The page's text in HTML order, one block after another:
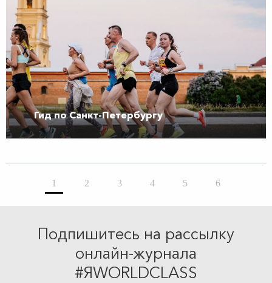
Гид по Санкт-Петербургу
1 2 3 4 5 6
Подпишитесь на рассылку
онлайн-журнала
#ЯWORLDCLASS